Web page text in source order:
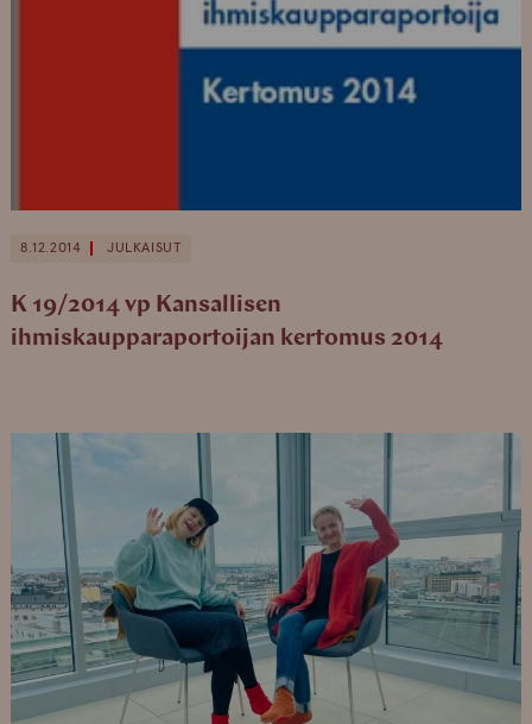
8.12.2014 JULKAISUT
K 19/2014 vp Kansallisen
ihmiskaupparaportoijan kertomus 2014